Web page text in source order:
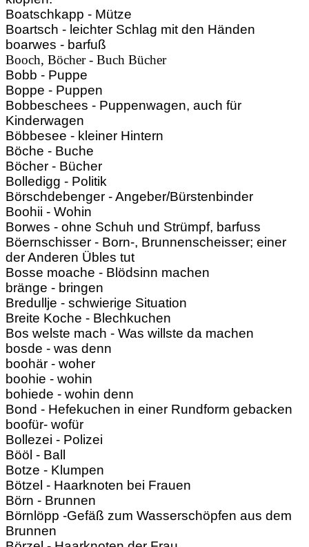
Boatschkapp - Mütze
Boartsch - leichter Schlag mit den Händen
boarwes - barfuß
Booch, Böcher - Buch Bücher
Bobb - Puppe
Boppe - Puppen
Bobbeschees - Puppenwagen, auch für
Kinderwagen
Böbbesee - kleiner Hintern
Böche - Buche
Böcher - Bücher
Bolledigg - Politik
Börschdebenger - Angeber/Bürstenbinder
Boohii - Wohin
Borwes - ohne Schuh und Strümpf, barfuss
Böernschisser - Born-, Brunnenscheisser; einer
der Anderen Übles tut
Bosse moache - Blödsinn machen
bränge - bringen
Bredullje - schwierige Situation
Breite Koche - Blechkuchen
Bos welste mach - Was willste da machen
bosde - was denn
boohär - woher
boohie - wohin
bohiede - wohin denn
Bond - Hefekuchen in einer Rundform gebacken
boofür- wofür
Bollezei - Polizei
Bööl - Ball
Botze - Klumpen
Bötzel - Haarknoten bei Frauen
Börn - Brunnen
Börnlöpp -Gefäß zum Wasserschöpfen aus dem
Brunnen